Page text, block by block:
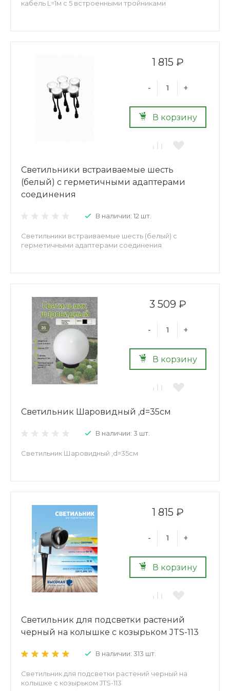
кабель L=1м с 5 встроенными тройниками
1 815 ₽
- +
В корзину
Светильники встраиваемые шесть
(белый) с герметичными адаптерами
соединения
В наличии: 12 шт.
Светильники встраиваемые шесть (белый) с
герметичными адаптерами соединения
3 509 ₽
- +
В корзину
Светильник Шаровидный ,d=35см
В наличии: 3 шт.
Светильник Шаровидный ,d=35см
1 815 ₽
- +
В корзину
Светильник для подсветки растений
черный на колышке с козырьком JTS-113
В наличии: 313 шт.
Светильник для подсветки растений черный на
колышке с козырьком JTS-113